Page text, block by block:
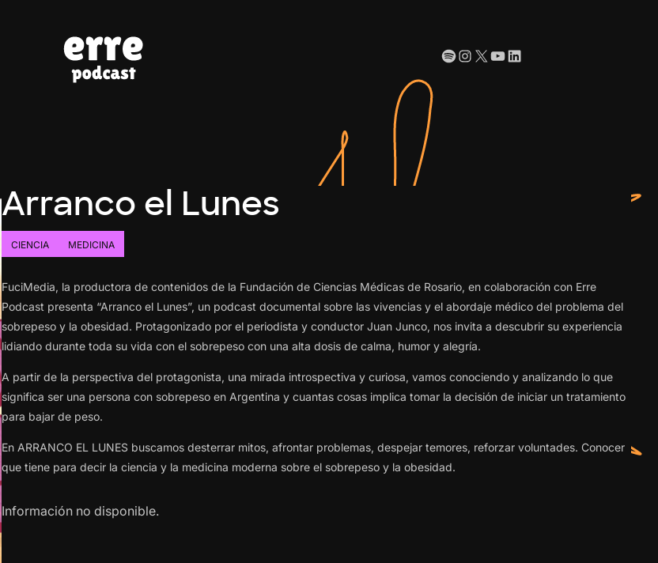
Spotify
Instagram
X YouTube
LinkedIn
Arranco el Lunes
CIENCIA MEDICINA
FuciMedia, la productora de contenidos de la Fundación de Ciencias Médicas de Rosario, en colaboración con Erre
Podcast presenta “Arranco el Lunes”, un podcast documental sobre las vivencias y el abordaje médico del problema del
sobrepeso y la obesidad. Protagonizado por el periodista y conductor Juan Junco, nos invita a descubrir su experiencia
lidiando durante toda su vida con el sobrepeso con una alta dosis de calma, humor y alegría.
A partir de la perspectiva del protagonista, una mirada introspectiva y curiosa, vamos conociendo y analizando lo que
significa ser una persona con sobrepeso en Argentina y cuantas cosas implica tomar la decisión de iniciar un tratamiento
para bajar de peso.
En ARRANCO EL LUNES buscamos desterrar mitos, afrontar problemas, despejar temores, reforzar voluntades. Conocer
que tiene para decir la ciencia y la medicina moderna sobre el sobrepeso y la obesidad.
Información no disponible.